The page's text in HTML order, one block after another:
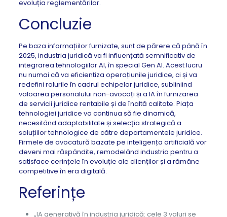
evoluția reglementărilor.
Concluzie
Pe baza informațiilor furnizate, sunt de părere că până în
2025, industria juridică va fi influențată semnificativ de
integrarea tehnologiilor AI, în special Gen AI. Acest lucru
nu numai că va eficientiza operațiunile juridice, ci și va
redefini rolurile în cadrul echipelor juridice, subliniind
valoarea personalului non-avocați și a IA în furnizarea
de servicii juridice rentabile și de înaltă calitate. Piața
tehnologiei juridice va continua să fie dinamică,
necesitând adaptabilitate și selecția strategică a
soluțiilor tehnologice de către departamentele juridice.
Firmele de avocatură bazate pe inteligența artificială vor
deveni mai răspândite, remodelând industria pentru a
satisface cerințele în evoluție ale clienților și a rămâne
competitive în era digitală.
Referințe
„IA generativă în industria juridică: cele 3 valuri se